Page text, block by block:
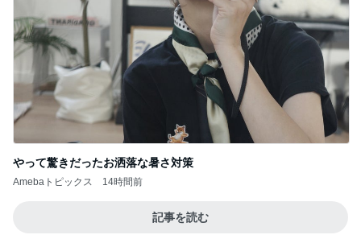
やって驚きだったお洒落な暑さ対策
Amebaトピックス 14時間前
記事を読む